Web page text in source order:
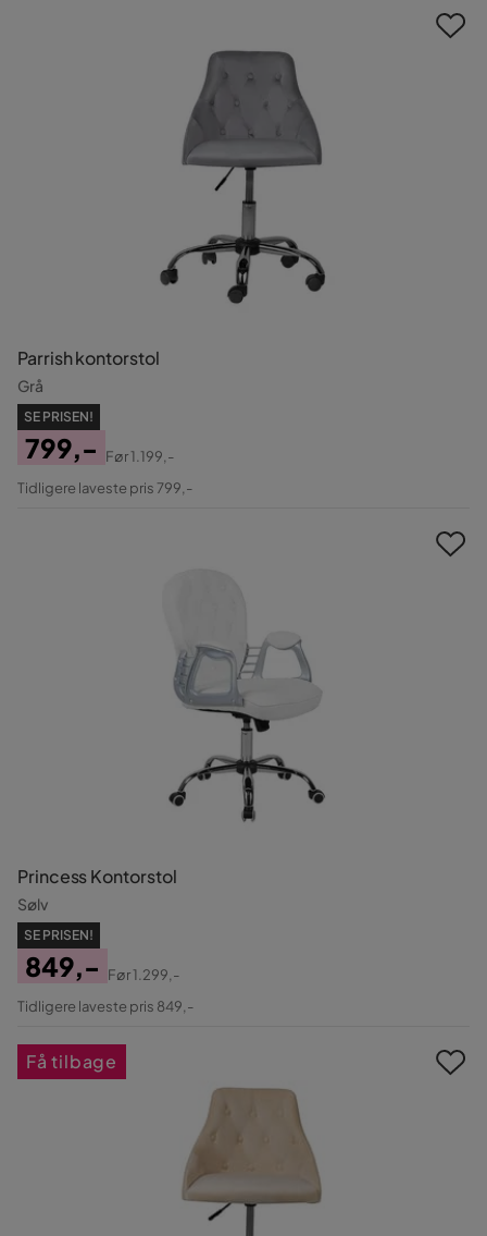
Parrish kontorstol
Grå
SE PRISEN!
Pris
799,-
Original
Før1.199,-
Tidligere laveste pris 799,-
Princess Kontorstol
Sølv
SE PRISEN!
Pris
849,-
Original
Før1.299,-
Tidligere laveste pris 849,-
Få tilbage